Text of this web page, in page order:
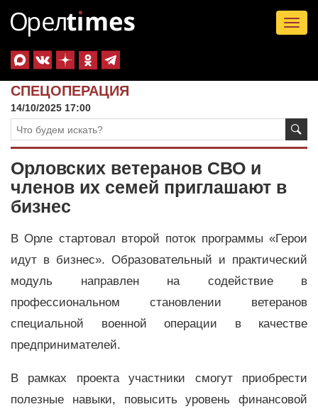
СПЕЦОПЕРАЦИЯ
14/10/2025 17:00
Орловских ветеранов СВО и
членов их семей приглашают в
бизнес
В Орле стартовал второй поток программы «Герои
идут в бизнес». Образовательный и практический
модуль направлен на содействие в
профессиональном становлении ветеранов
специальной военной операции в качестве
предпринимателей.
В рамках проекта участники смогут приобрести
полезные навыки, повысить уровень финансовой